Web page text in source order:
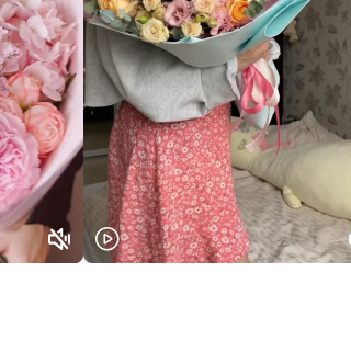
Или выберите из популярных
Москва и МО
Нижний Новгород
Казань
Челябинск
Новосибирск